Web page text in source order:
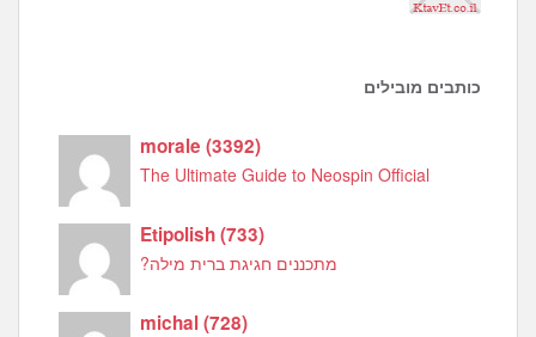
כותבים מובילים
morale(3392)
The Ultimate Guide to Neospin Official
Etipolish(733)
מתכננים חגיגת ברית מילה?
michal(728)